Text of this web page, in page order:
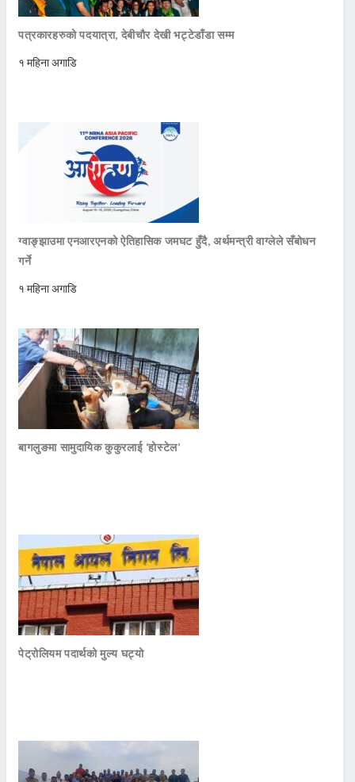
पत्रकारहरुको पदयात्रा, देबीचौर देखी भट्टेडाँडा सम्म
१ महिना अगाडि
ग्वाङ्झाउमा एनआरएनको ऐतिहासिक जमघट हुँदै, अर्थमन्त्री वाग्लेले सँबोधन
गर्ने
१ महिना अगाडि
बागलुङमा सामुदायिक कुकुरलाई ‘होस्टेल’
पेट्रोलियम पदार्थको मुल्य घट्यो